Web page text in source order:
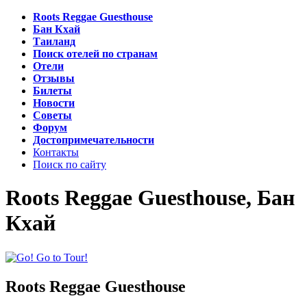
Roots Reggae Guesthouse
Бан Кхай
Таиланд
Поиск отелей по странам
Отели
Отзывы
Билеты
Новости
Советы
Форум
Достопримечательности
Контакты
Поиск по сайту
Roots Reggae Guesthouse, Бан
Кхай
Roots Reggae Guesthouse